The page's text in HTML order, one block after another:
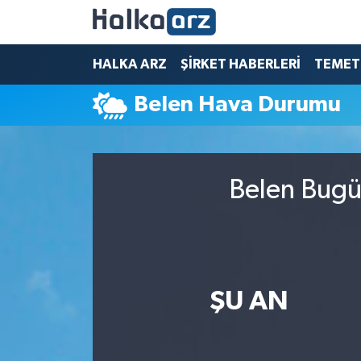
HALKA ARZ ŞİRKET HABERLERİ
Belen Hava Durumu
Belen
ŞU AN
HALKA ARZ
SERMAYE ARTIRIMI